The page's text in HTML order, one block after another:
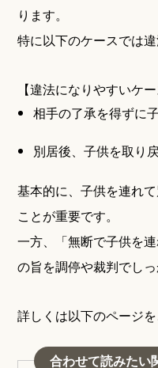
ります。
特に以下のケースでは違
【違法になりやすいケー
相手の了承を得ずに
別居後、子供を取り
基本的に、子供を連れ
ことが重要です。
一方、「無断で子供を
の旨を調停や裁判でしっ
詳しくは以下のページを
合わせて読みたい